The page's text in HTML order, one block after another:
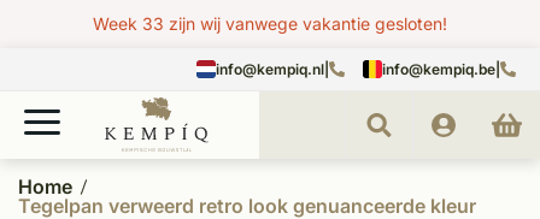
Week 33 zijn wij vanwege vakantie gesloten!
info@kempiq.nl info@kempiq.be
Home
Tegelpan verweerd retro look genuanceerde kleur